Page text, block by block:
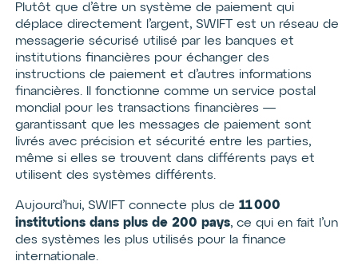
Plutôt que d’être un système de paiement qui
déplace directement l’argent, SWIFT est un réseau de
messagerie sécurisé utilisé par les banques et
institutions financières pour échanger des
instructions de paiement et d’autres informations
financières. Il fonctionne comme un service postal
mondial pour les transactions financières —
garantissant que les messages de paiement sont
livrés avec précision et sécurité entre les parties,
même si elles se trouvent dans différents pays et
utilisent des systèmes différents.
Aujourd’hui, SWIFT connecte plus de11 000
institutions dans plus de 200 pays, ce qui en fait l’un
des systèmes les plus utilisés pour la finance
internationale.